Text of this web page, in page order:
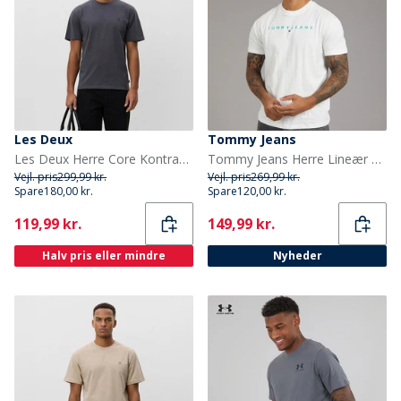
Les Deux
Les Deux Herre Core Kontrast T-shirt Asphalt
Vejl. pris299,99 kr.
Spare180,00 kr.
Current
119,99 kr.
Halv pris eller mindre
Tommy Jeans
Tommy Jeans Herre Lineær Logo T-shirt Ecru/Bahama Green
Vejl. pris269,99 kr.
Spare120,00 kr.
Current
149,99 kr.
Nyheder